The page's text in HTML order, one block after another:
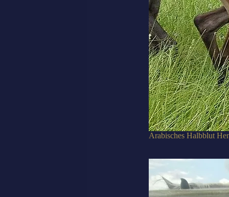
Arabisches Halbblut